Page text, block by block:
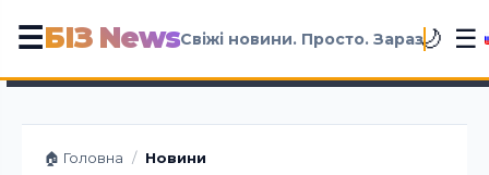
☰БІЗ NewsСвіжі новини. Просто. Зараз🌙 ☰
🏠 Головна / Новини